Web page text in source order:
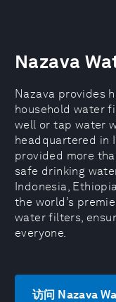
Nazava
Nazava provides
household water
well or tap water
headquartered in
provided more
safe drinking
Indonesia,
the world’s
water filters,
everyone.
访问 Nazava